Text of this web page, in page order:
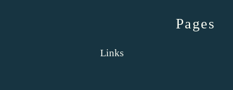
Pages
Links